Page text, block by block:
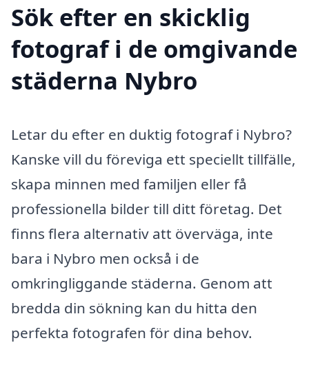
Sök efter en skicklig
fotograf i de omgivande
städerna Nybro
Letar du efter en duktig fotograf i Nybro?
Kanske vill du föreviga ett speciellt tillfälle,
skapa minnen med familjen eller få
professionella bilder till ditt företag. Det
finns flera alternativ att överväga, inte
bara i Nybro men också i de
omkringliggande städerna. Genom att
bredda din sökning kan du hitta den
perfekta fotografen för dina behov.